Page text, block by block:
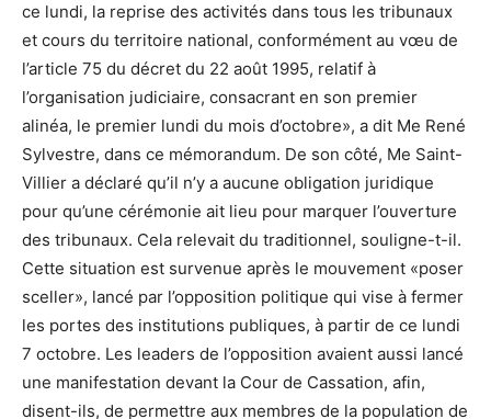
ce lundi, la reprise des activités dans tous les tribunaux
et cours du territoire national, conformément au vœu de
l’article 75 du décret du 22 août 1995, relatif à
l’organisation judiciaire, consacrant en son premier
alinéa, le premier lundi du mois d’octobre», a dit Me René
Sylvestre, dans ce mémorandum. De son côté, Me Saint-
Villier a déclaré qu’il n’y a aucune obligation juridique
pour qu’une cérémonie ait lieu pour marquer l’ouverture
des tribunaux. Cela relevait du traditionnel, souligne-t-il.
Cette situation est survenue après le mouvement «poser
sceller», lancé par l’opposition politique qui vise à fermer
les portes des institutions publiques, à partir de ce lundi
7 octobre. Les leaders de l’opposition avaient aussi lancé
une manifestation devant la Cour de Cassation, afin,
disent-ils, de permettre aux membres de la population de